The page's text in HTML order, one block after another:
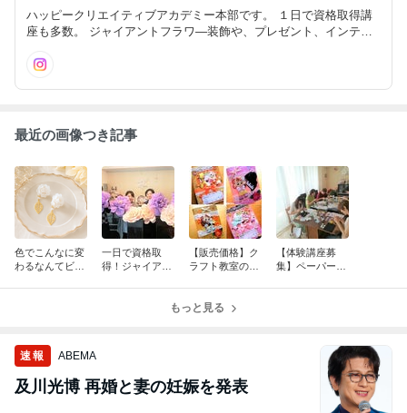
ハッピークリエイティブアカデミー本部です。 １日で資格取得講
座も多数。 ジャイアントフラワ―装飾や、プレゼント、インテリ
最近の画像つき記事
色でこんなに変
わるなんてビッ
一日で資格取
得！ジャイアン
【販売価格】ク
ラフト教室の裏
【体験講座募
集】ペーパーフ
もっと見る
速報 ABEMA
及川光博 再婚と妻の妊娠を発表